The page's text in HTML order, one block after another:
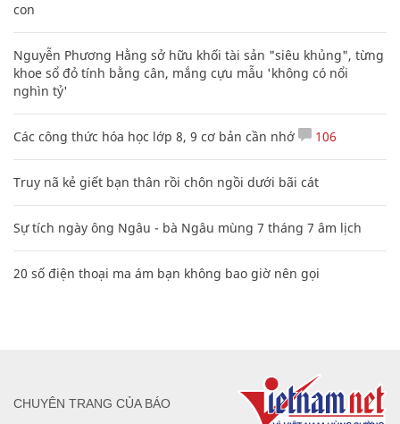
con
Nguyễn Phương Hằng sở hữu khối tài sản "siêu khủng", từng
khoe sổ đỏ tính bằng cân, mắng cựu mẫu 'không có nổi
nghìn tỷ'
Các công thức hóa học lớp 8, 9 cơ bản cần nhớ 106
Truy nã kẻ giết bạn thân rồi chôn ngồi dưới bãi cát
Sự tích ngày ông Ngâu - bà Ngâu mùng 7 tháng 7 âm lịch
20 số điện thoại ma ám bạn không bao giờ nên gọi
CHUYÊN TRANG CỦA BÁO